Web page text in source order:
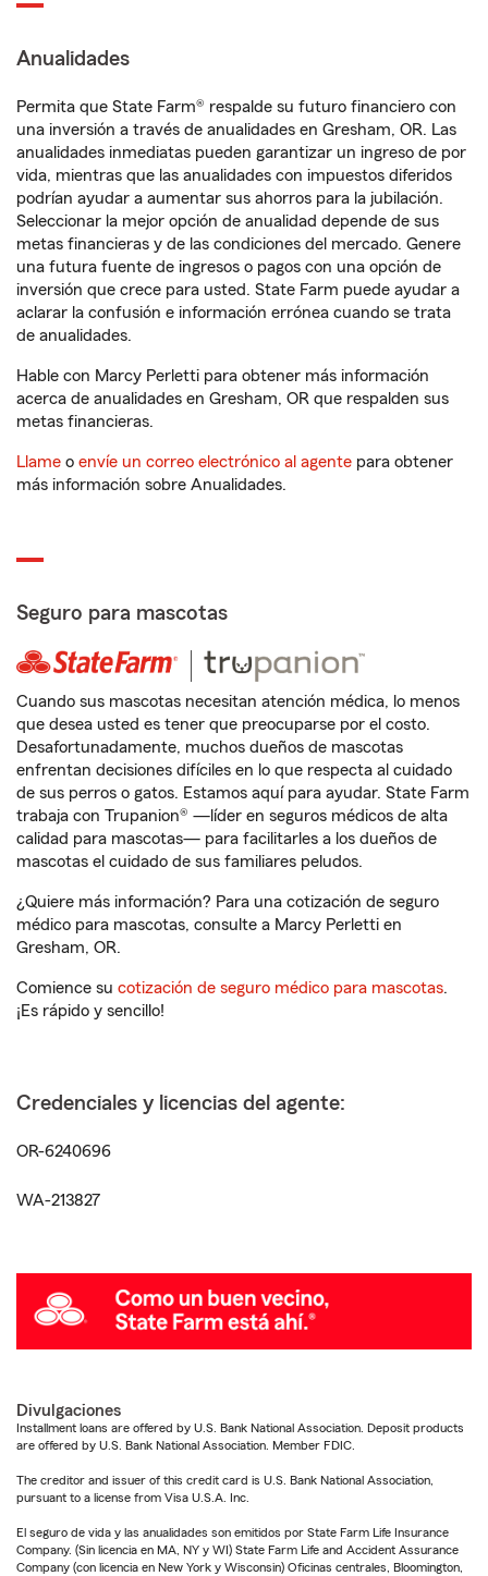
Anualidades
Permita que State Farm® respalde su futuro financiero con
una inversión a través de anualidades en Gresham, OR. Las
anualidades inmediatas pueden garantizar un ingreso de por
vida, mientras que las anualidades con impuestos diferidos
podrían ayudar a aumentar sus ahorros para la jubilación.
Seleccionar la mejor opción de anualidad depende de sus
metas financieras y de las condiciones del mercado. Genere
una futura fuente de ingresos o pagos con una opción de
inversión que crece para usted. State Farm puede ayudar a
aclarar la confusión e información errónea cuando se trata
de anualidades.
Hable con Marcy Perletti para obtener más información
acerca de anualidades en Gresham, OR que respalden sus
metas financieras.
Llame o envíe un correo electrónico al agente para obtener
más información sobre Anualidades.
Seguro para mascotas
Cuando sus mascotas necesitan atención médica, lo menos
que desea usted es tener que preocuparse por el costo.
Desafortunadamente, muchos dueños de mascotas
enfrentan decisiones difíciles en lo que respecta al cuidado
de sus perros o gatos. Estamos aquí para ayudar. State Farm
trabaja con Trupanion® —líder en seguros médicos de alta
calidad para mascotas— para facilitarles a los dueños de
mascotas el cuidado de sus familiares peludos.
¿Quiere más información? Para una cotización de seguro
médico para mascotas, consulte a Marcy Perletti en
Gresham, OR.
Comience su cotización de seguro médico para mascotas.
¡Es rápido y sencillo!
Credenciales y licencias del agente:
OR-6240696
WA-213827
Divulgaciones
Installment loans are offered by U.S. Bank National Association. Deposit products
are offered by U.S. Bank National Association. Member FDIC.
The creditor and issuer of this credit card is U.S. Bank National Association,
pursuant to a license from Visa U.S.A. Inc.
El seguro de vida y las anualidades son emitidos por State Farm Life Insurance
Company. (Sin licencia en MA, NY y WI) State Farm Life and Accident Assurance
Company (con licencia en New York y Wisconsin) Oficinas centrales, Bloomington,